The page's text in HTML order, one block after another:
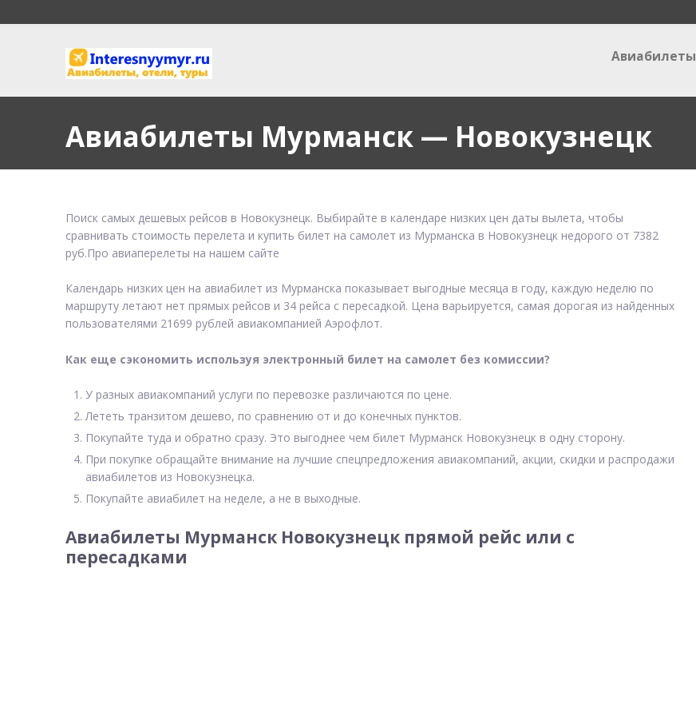
Авиабилеты
Авиабилеты Мурманск — Новокузнецк
Поиск самых дешевых рейсов в Новокузнецк. Выбирайте в календаре низких цен даты вылета, чтобы
сравнивать стоимость перелета и купить билет на самолет из Мурманска в Новокузнецк недорого от 7382
руб.Про авиаперелеты на нашем сайте
Календарь низких цен на авиабилет из Мурманска показывает выгодные месяца в году, каждую неделю по
маршруту летают нет прямых рейсов и 34 рейса с пересадкой. Цена варьируется, самая дорогая из найденных
пользователями 21699 рублей авиакомпанией Аэрофлот.
Как еще сэкономить используя электронный билет на самолет без комиссии?
У разных авиакомпаний услуги по перевозке различаются по цене.
Лететь транзитом дешево, по сравнению от и до конечных пунктов.
Покупайте туда и обратно сразу. Это выгоднее чем билет Мурманск Новокузнецк в одну сторону.
При покупке обращайте внимание на лучшие спецпредложения авиакомпаний, акции, скидки и распродажи
авиабилетов из Новокузнецка.
Покупайте авиабилет на неделе, а не в выходные.
Авиабилеты Мурманск Новокузнецк прямой рейс или с
пересадками